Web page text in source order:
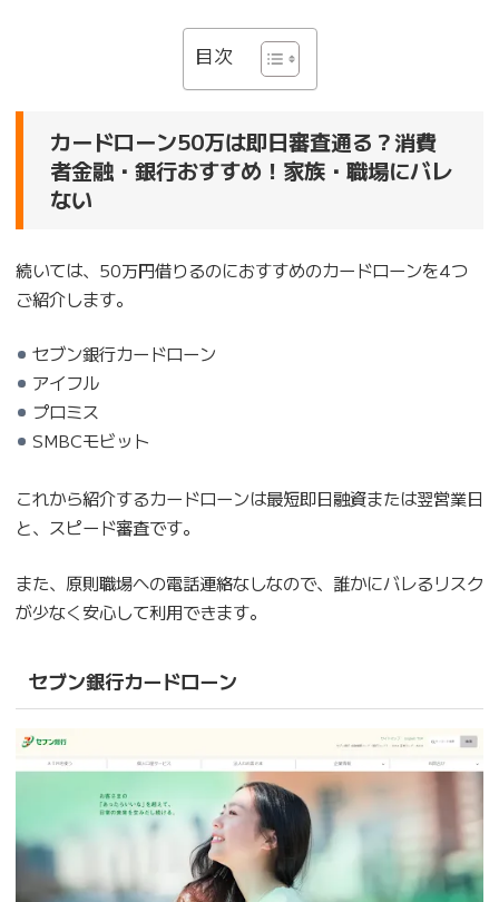
目次
カードローン50万は即日審査通る？消費
者金融・銀行おすすめ！家族・職場にバレ
ない
続いては、50万円借りるのにおすすめのカードローンを4つ
ご紹介します。
セブン銀行カードローン
アイフル
プロミス
SMBCモビット
これから紹介するカードローンは最短即日融資または翌営業日
と、スピード審査です。
また、原則職場への電話連絡なしなので、誰かにバレるリスク
が少なく安心して利用できます。
セブン銀行カードローン